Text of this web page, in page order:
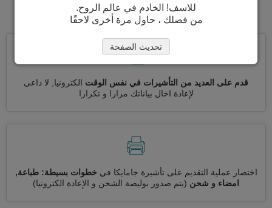
عملية الحصول على تأشيرة جامايكا
قدم على العديد من التأشيرات في نفس الوقت الكترونيا, لا داعى
لإعادة اخال بياناتك مرارا و تكرارا
اختصار عملية التقديم على تأشيرة جامايكا في خطوات بسيطة: طباعة,
امضاء و شحن (يتم صدور بوليصة الشحن و الإعادة الكترونيا)
للاسف! الخادم في عالم الروح.
من فضلك ، حاول مرة أخرى لاحقًا
تحديث الصفحة